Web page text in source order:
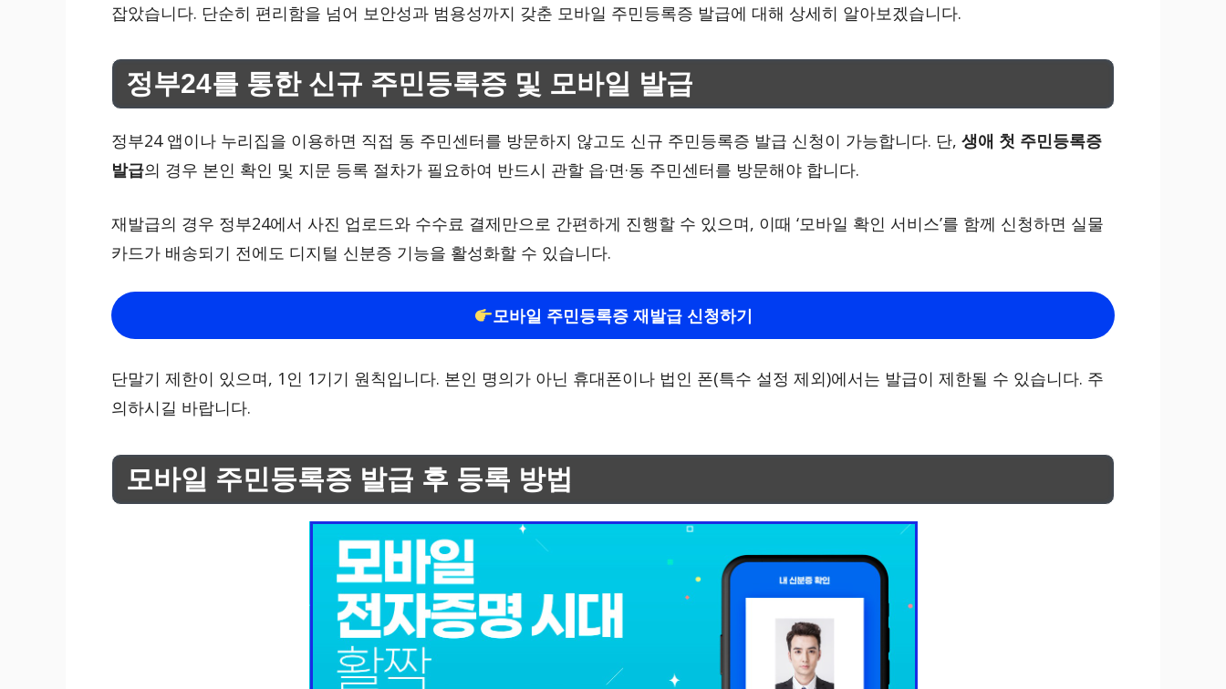
잡았습니다. 단순히 편리함을 넘어 보안성과 범용성까지 갖춘 모바일 주민등록증 발급에 대해 상세히 알아보겠습니다.
정부24를 통한 신규 주민등록증 및 모바일 발급
정부24 앱이나 누리집을 이용하면 직접 동 주민센터를 방문하지 않고도 신규 주민등록증 발급 신청이 가능합니다. 단, 생애 첫 주민등록증
발급의 경우 본인 확인 및 지문 등록 절차가 필요하여 반드시 관할 읍·면·동 주민센터를 방문해야 합니다.
재발급의 경우 정부24에서 사진 업로드와 수수료 결제만으로 간편하게 진행할 수 있으며, 이때 ‘모바일 확인 서비스’를 함께 신청하면 실물
카드가 배송되기 전에도 디지털 신분증 기능을 활성화할 수 있습니다.
모바일 주민등록증 재발급 신청하기
단말기 제한이 있으며, 1인 1기기 원칙입니다. 본인 명의가 아닌 휴대폰이나 법인 폰(특수 설정 제외)에서는 발급이 제한될 수 있습니다. 주
의하시길 바랍니다.
모바일 주민등록증 발급 후 등록 방법